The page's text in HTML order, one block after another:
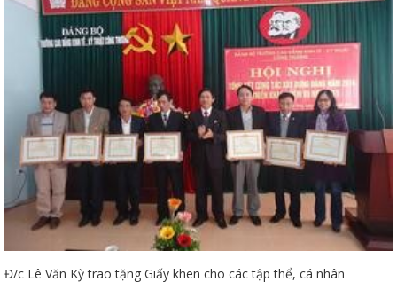
Đ/c Lê Văn Kỳ trao tặng Giấy khen cho các tập thể, cá nhân